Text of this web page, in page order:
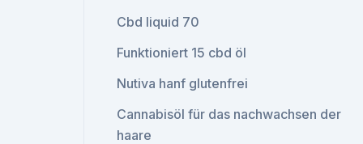
Cbd liquid 70
Funktioniert 15 cbd öl
Nutiva hanf glutenfrei
Cannabisöl für das nachwachsen der
haare